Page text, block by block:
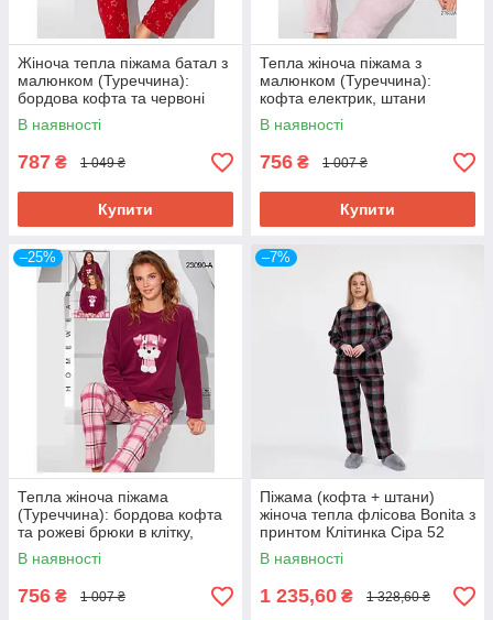
Жіноча тепла піжама батал з
малюнком (Туреччина):
бордова кофта та червоні
штани
В наявності
787 ₴ 1 049 ₴
Купити
Тепла жіноча піжама з
малюнком (Туреччина):
кофта електрик, штани
рожеві, затишний домашній
костюм
В наявності
756 ₴ 1 007 ₴
Купити
–25%
Тепла жіноча піжама
(Туреччина): бордова кофта
та рожеві брюки в клітку,
затишний домашній комплект
В наявності
756 ₴ 1 007 ₴
–7%
Піжама (кофта + штани)
жіноча тепла флісова Bonita з
принтом Клітинка Сіра 52
(107СірКл52)
В наявності
1 235,60 ₴ 1 328,60 ₴